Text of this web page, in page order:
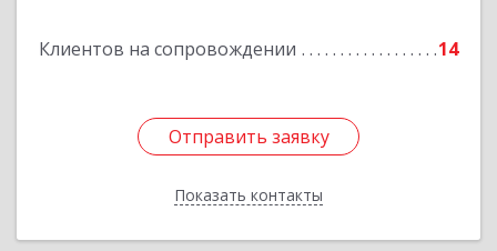
Клиентов на сопровождении 14
Отправить заявку
Показать контакты
Отправить заявку
Назад